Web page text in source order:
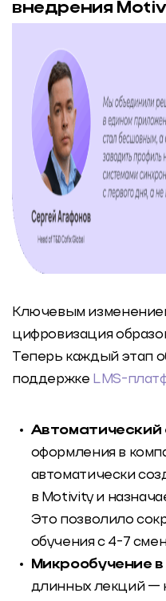
внедрения
Ключевым
цифровизация
Теперь каждый этап
поддержке LMS-
Автоматический
оформления в
автоматически
в Motivity и
Это позволило
обучения с 4-7
Микрообучение
длинных лекций —